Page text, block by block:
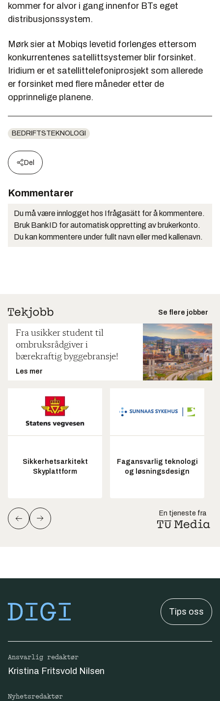
kommer for alvor i gang innenfor BTs eget
distribusjonssystem.
Mørk sier at Mobiqs levetid forlenges ettersom
konkurrentenes satellittsystemer blir forsinket.
Iridium er et satellittelefoniprosjekt som allerede
er forsinket med flere måneder etter de
opprinnelige planene.
BEDRIFTSTEKNOLOGI
Del
Kommentarer
Du må være innlogget hos Ifrågasätt for å kommentere.
Bruk BankID for automatisk oppretting av brukerkonto.
Du kan kommentere under fullt navn eller med kallenavn.
Se flere jobber
Fra usikker student til
ombruksrådgiver i
bærekraftig byggebransje!
Les mer
Sikkerhetsarkitekt
Skyplattform
Fagansvarlig teknologi
og løsningsdesign
En tjeneste fra
Tips oss
Ansvarlig redaktør
Kristina Fritsvold Nilsen
Nyhetsredaktør